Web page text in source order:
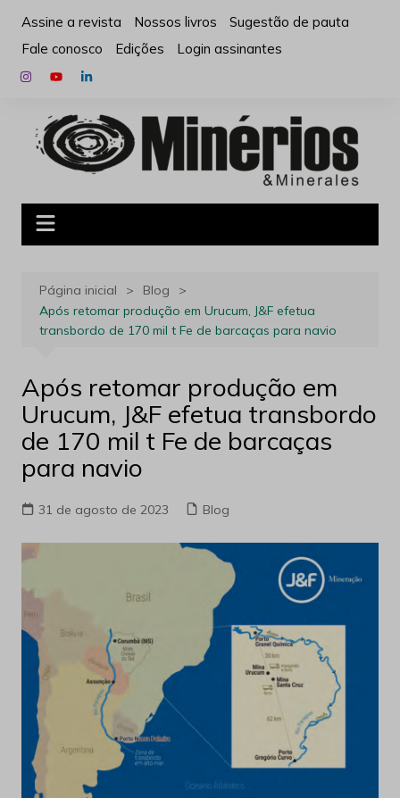
para
conteúdo
Assine a revista Nossos livros
Sugestão de pauta
Fale conosco
Edições Login assinantes
Página inicial
Blog
Após retomar produção em Urucum, J&F efetua
transbordo de 170 mil t Fe de barcaças para navio
Após retomar produção em
Urucum, J&F efetua transbordo
de 170 mil t Fe de barcaças
para navio
31 de agosto de 2023 Blog